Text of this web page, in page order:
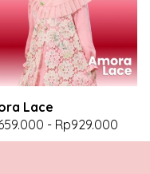
Lace
- Rp929.000